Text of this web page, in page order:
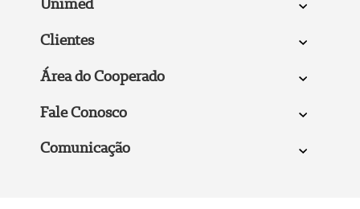
Clientes
Área do Cooperado
Fale Conosco
Comunicação